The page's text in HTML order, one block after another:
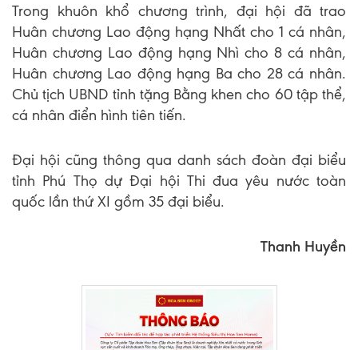
Trong khuôn khổ chương trình, đại hội đã trao
Huân chương Lao động hạng Nhất cho 1 cá nhân,
Huân chương Lao động hạng Nhì cho 8 cá nhân,
Huân chương Lao động hạng Ba cho 28 cá nhân.
Chủ tịch UBND tỉnh tặng Bằng khen cho 60 tập thể,
cá nhân điển hình tiên tiến.
Đại hội cũng thông qua danh sách đoàn đại biểu
tỉnh Phú Thọ dự Đại hội Thi đua yêu nước toàn
quốc lần thứ XI gồm 35 đại biểu.
Thanh Huyền